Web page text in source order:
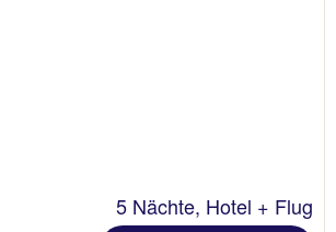
5 Nächte, Hotel + Flug